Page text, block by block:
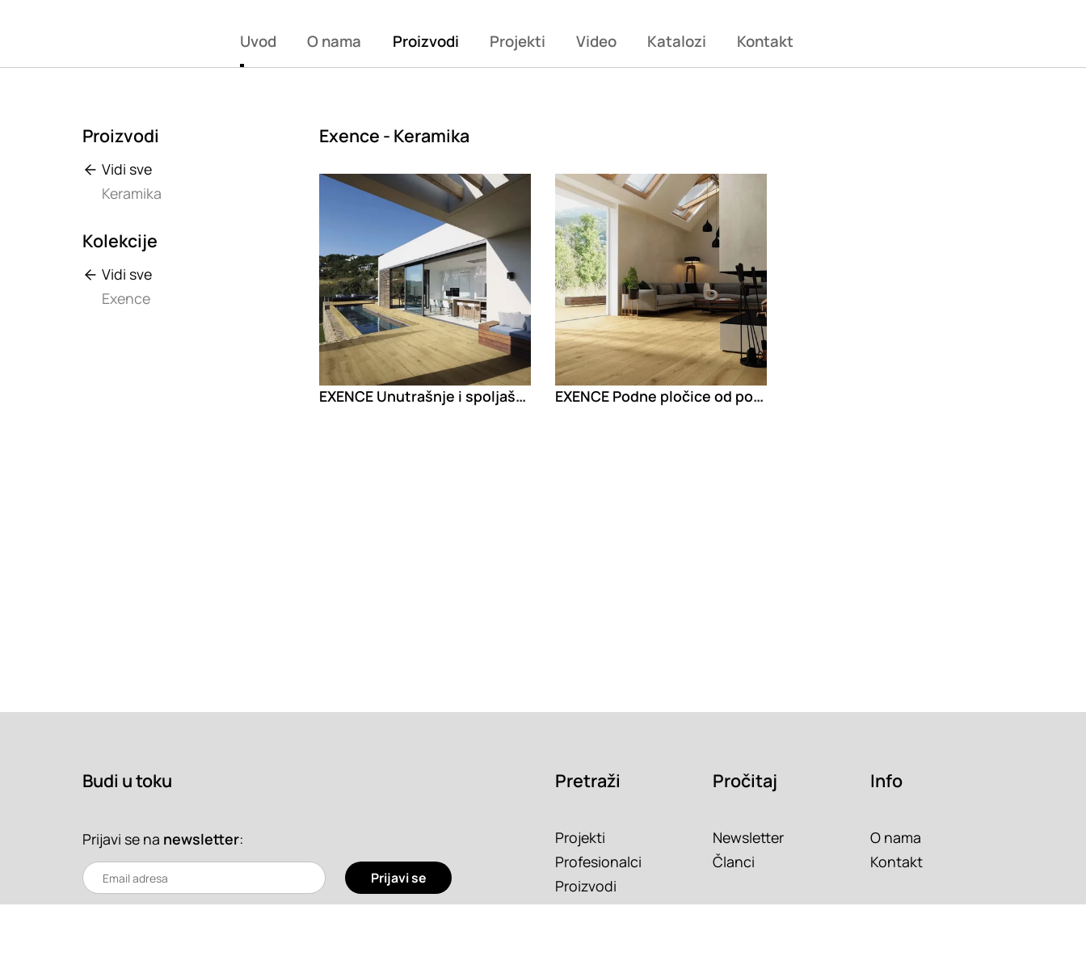
Uvod O nama Proizvodi Projekti Video Katalozi Kontakt
Proizvodi
Vidi sve
Keramika
Kolekcije
Vidi sve
Exence
Exence - Keramika
Loading
EXENCE Unutrašnje i spoljašnje podne pločice od porcelanskog kamena sa efektom drveta
Loading
EXENCE Podne pločice od porcelanskog kamena sa efektom drveta
Budi u toku
Prijavi se na newsletter:
Prijavi se
Pretraži
Projekti
Profesionalci
Proizvodi
Pročitaj
Newsletter
Članci
Info
O nama
Kontakt